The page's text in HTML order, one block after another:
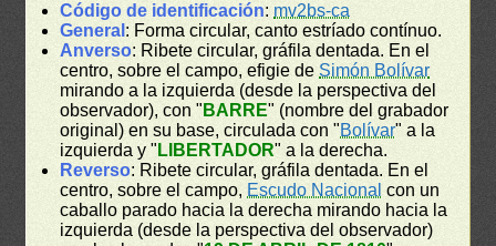
Código de identificación: mv2bs-ca
General : Forma circular, canto estríado contínuo.
Anverso: Ribete circular, gráfila dentada. En el
centro, sobre el campo, efigie deSimón Bolívar
mirando a la izquierda (desde la perspectiva del
observador), con " BARRE" (nombre del grabador
original) en su base, circulada con "Bolívar" a la
izquierda y " LIBERTADOR" a la derecha.
Reverso: Ribete circular, gráfila dentada. En el
centro, sobre el campo, Escudo Nacional con un
caballo parado hacia la derecha mirando hacia la
izquierda (desde la perspectiva del observador)